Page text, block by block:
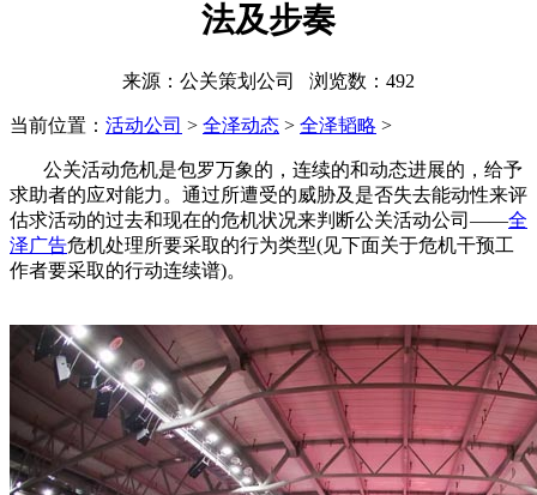
法及步奏
来源：公关策划公司 浏览数： 492
当前位置： 活动公司 > 全泽动态 > 全泽韬略 >
公关活动危机是包罗万象的，连续的和动态进展的，给予
求助者的应对能力。通过所遭受的威胁及是否失去能动性来评
估求活动的过去和现在的危机状况来判断公关活动公司——全
泽广告危机处理所要采取的行为类型(见下面关于危机干预工
作者要采取的行动连续谱)。